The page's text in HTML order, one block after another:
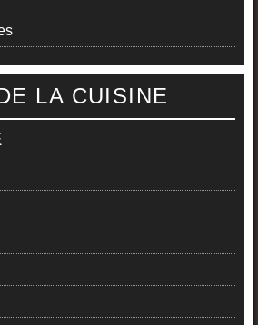
LA CUISINE